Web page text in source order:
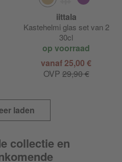
iittala
Kastehelmi glas set van 2
30cl
op voorraad
vanaf 25,00 €
OVP29,90 €
laden
collectie en